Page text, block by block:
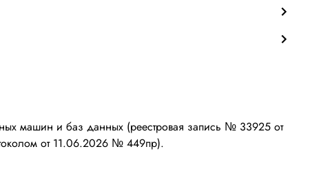
машин и баз данных (реестровая запись № 33925 от
от 11.06.2026 № 449пр).